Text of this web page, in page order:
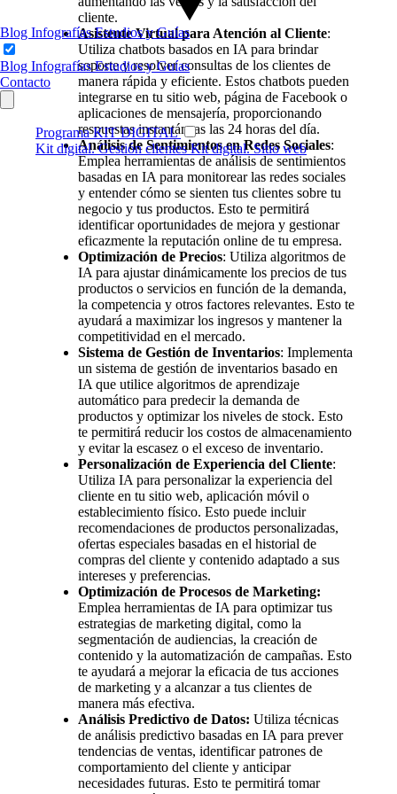
Blog InfografíasEstudios y Guías
Blog InfografíasEstudios y Guías
Contacto
Programa KIT DIGITAL
Kit digital. Gestión clientesKit digital. Sitio web
cliente.
Asistente Virtual para Atención al Cliente:
Utiliza chatbots basados en IA para brindar
soporte y resolver consultas de los clientes de
manera rápida y eficiente. Estos chatbots pueden
integrarse en tu sitio web, página de Facebook o
aplicaciones de mensajería, proporcionando
respuestas instantáneas las 24 horas del día.
Análisis de Sentimientos en Redes Sociales:
Emplea herramientas de análisis de sentimientos
basadas en IA para monitorear las redes sociales
y entender cómo se sienten tus clientes sobre tu
negocio y tus productos. Esto te permitirá
identificar oportunidades de mejora y gestionar
eficazmente la reputación online de tu empresa.
Optimización de Precios: Utiliza algoritmos de
IA para ajustar dinámicamente los precios de tus
productos o servicios en función de la demanda,
la competencia y otros factores relevantes. Esto te
ayudará a maximizar los ingresos y mantener la
competitividad en el mercado.
Sistema de Gestión de Inventarios: Implementa
un sistema de gestión de inventarios basado en
IA que utilice algoritmos de aprendizaje
automático para predecir la demanda de
productos y optimizar los niveles de stock. Esto
te permitirá reducir los costos de almacenamiento
y evitar la escasez o el exceso de inventario.
Personalización de Experiencia del Cliente:
Utiliza IA para personalizar la experiencia del
cliente en tu sitio web, aplicación móvil o
establecimiento físico. Esto puede incluir
recomendaciones de productos personalizadas,
ofertas especiales basadas en el historial de
compras del cliente y contenido adaptado a sus
intereses y preferencias.
Optimización de Procesos de Marketing:
Emplea herramientas de IA para optimizar tus
estrategias de marketing digital, como la
segmentación de audiencias, la creación de
contenido y la automatización de campañas. Esto
te ayudará a mejorar la eficacia de tus acciones
de marketing y a alcanzar a tus clientes de
manera más efectiva.
Análisis Predictivo de Datos: Utiliza técnicas
de análisis predictivo basadas en IA para prever
tendencias de ventas, identificar patrones de
comportamiento del cliente y anticipar
necesidades futuras. Esto te permitirá tomar